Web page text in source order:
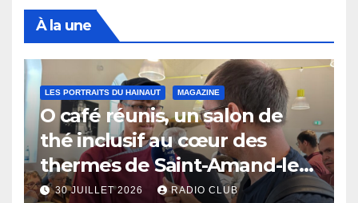
À la une
LES PORTRAITS DU HAINAUT MAGAZINE
O café réunis, un salon de
thé inclusif au cœur des
thermes de Saint-Amand-les-
Eaux
30 JUILLET 2026 RADIO CLUB